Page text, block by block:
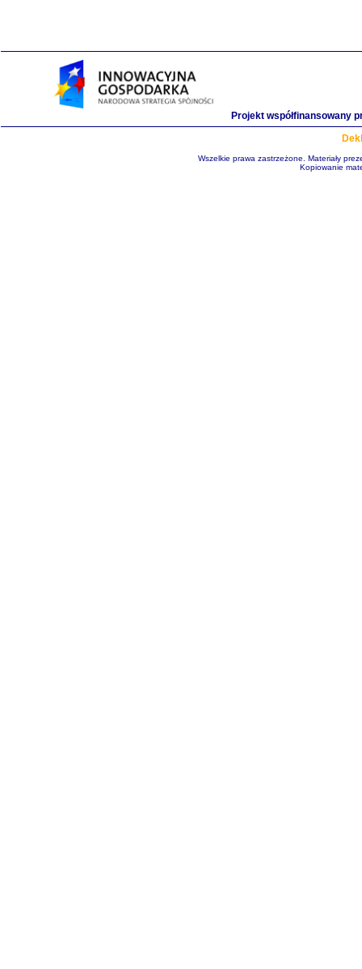
Projekt współfinansowany
Wszelkie prawa zastrzeżone. Materiały
Kopiowanie